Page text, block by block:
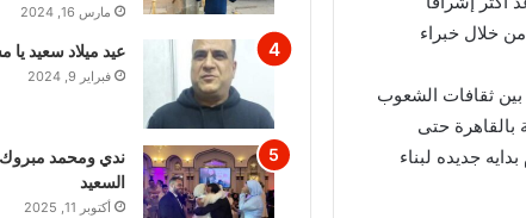
خلال خبراء
بين ثقافات الشعوب
بالقاهرة حتى
جديده لبناء
مارس 16, 2024
عيد ميلاد سعيد يا
فبراير 9, 2024
ندي ومحمد
السعيد
أكتوبر 11, 2025